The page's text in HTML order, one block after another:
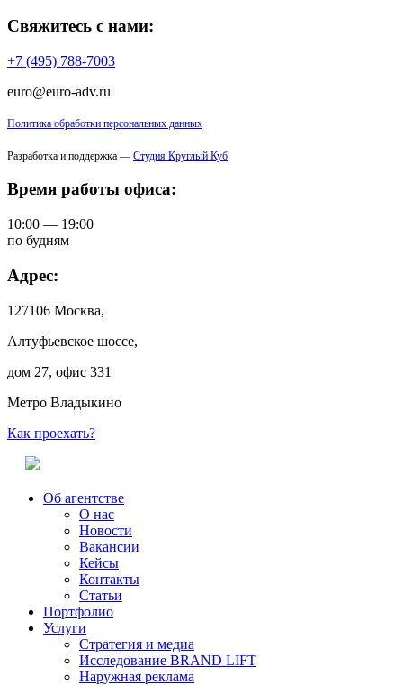
Свяжитесь с нами:
+7 (495) 788-7003
euro@euro-adv.ru
Политика обработки персональных данных
Разработка и поддержка — Студия Круглый Куб
Время работы офиса:
10:00 — 19:00
по будням
Адрес:
127106 Москва,
Алтуфьевское шоссе,
дом 27, офис 331
Метро Владыкино
Как проехать?
Об агентстве
О нас
Новости
Вакансии
Кейсы
Контакты
Статьи
Портфолио
Услуги
Стратегия и медиа
Исследование BRAND LIFT
Наружная реклама